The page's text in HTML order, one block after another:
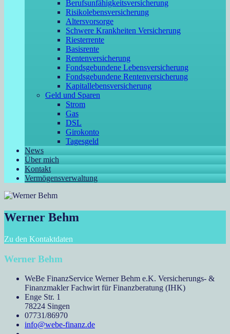
Berufs­unfähigkeitsversicherung
Risikolebensversicherung
Altersvorsorge
Schwere Krankheiten Versicherung
Riesterrente
Basisrente
Rentenversicherung
Fondsgebundene Lebensversicherung
Fondsgebundene Rentenversicherung
Kapitallebensversicherung
Geld und Sparen
Strom
Gas
DSL
Girokonto
Tagesgeld
News
Über mich
Kontakt
Vermögensverwaltung
Werner Behm
Zu den Kontaktdaten
Werner Behm
WeBe FinanzService Werner Behm e.K. Versicherungs- &
Finanzmakler Fachwirt für Finanzberatung (IHK)
Enge Str. 1
78224 Singen
07731/86970
info@webe-finanz.de